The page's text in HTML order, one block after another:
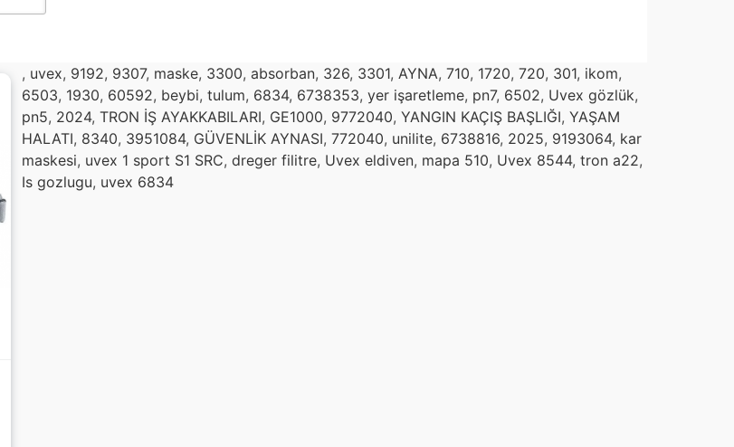
, uvex, 9192, 9307, maske, 3300, absorban, 326, 3301, AYNA, 710, 1720, 720, 301, ikom,
6503, 1930, 60592, beybi, tulum, 6834, 6738353, yer işaretleme, pn7, 6502, Uvex gözlük,
pn5, 2024, TRON İŞ AYAKKABILARI, GE1000, 9772040, YANGIN KAÇIŞ BAŞLIĞI, YAŞAM
HALATI, 8340, 3951084, GÜVENLİK AYNASI, 772040, unilite, 6738816, 2025, 9193064, kar
maskesi, uvex 1 sport S1 SRC, dreger filitre, Uvex eldiven, mapa 510, Uvex 8544, tron a22,
Is gozlugu, uvex 6834